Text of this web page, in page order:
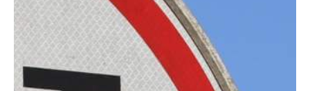
SuperCar
Young- und